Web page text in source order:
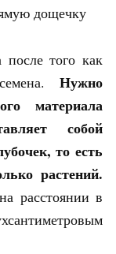
дощечку
того как
Нужно
материала
собой
то есть
растений.
расстоянии в